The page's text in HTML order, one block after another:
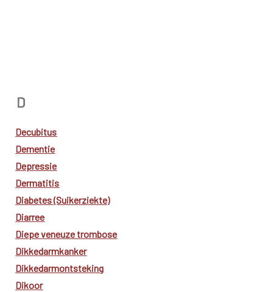
D
Decubitus
Dementie
Depressie
Dermatitis
Diabetes (Suikerziekte)
Diarree
Diepe veneuze trombose
Dikkedarmkanker
Dikkedarmontsteking
Dikoor